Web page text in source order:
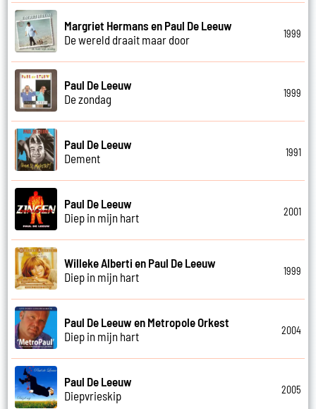
Margriet Hermans en Paul De Leeuw
De wereld draait maar door
1999
Paul De Leeuw
De zondag
1999
Paul De Leeuw
Dement
1991
Paul De Leeuw
Diep in mijn hart
2001
Willeke Alberti en Paul De Leeuw
Diep in mijn hart
1999
Paul De Leeuw en Metropole Orkest
Diep in mijn hart
2004
Paul De Leeuw
Diepvrieskip
2005